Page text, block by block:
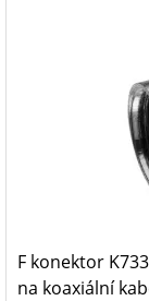
F konektor
na koaxiální